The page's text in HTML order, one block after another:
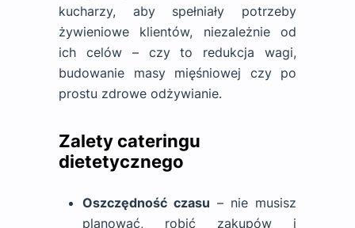
kucharzy, aby spełniały potrzeby
żywieniowe klientów, niezależnie od
ich celów – czy to redukcja wagi,
budowanie masy mięśniowej czy po
prostu zdrowe odżywianie.
Zalety cateringu
dietetycznego
Oszczędność czasu – nie musisz
planować, robić zakupów i